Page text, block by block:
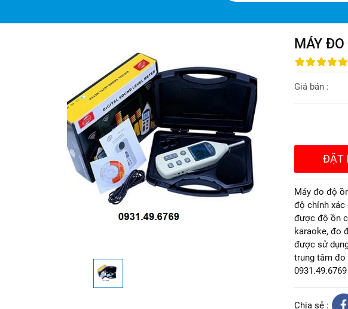
MÁY ĐO
Giá bán :
ĐẶT
Máy đo độ
độ chính xác
được độ ồn
karaoke, đo
được sử
trung tâm đo
0931.49.6769
Chia sẻ :